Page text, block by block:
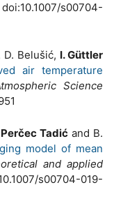
s00704-
D. Belušić, I. Güttler
air temperature
Science
Perčec Tadić and B.
model of mean
and applied
s00704-019-